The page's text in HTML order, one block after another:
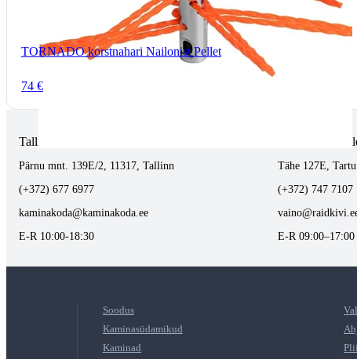
TORNADO korstnahari Nailonist Pellet
74 €
Tallinnas kaminasalong
Pärnu mnt. 139E/2, 11317, Tallinn
(+372) 677 6977
kaminakoda@kaminakoda.ee
E-R 10:00-18:30
Tartus kivi
Tähe 127E, Tartu
(+372) 747 7107
E-R 09:00–17:00
Soodus
Kaminasüdamikud
Kaminad